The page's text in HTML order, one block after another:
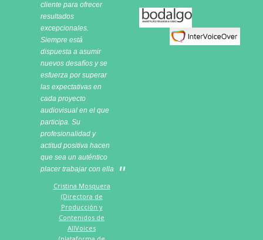
cliente para ofrecer
resultados
excepcionales.
Siempre está
dispuesta a asumir
nuevos desafíos y se
esfuerza por superar
las expectativas en
cada proyecto
audiovisual en el que
participa. Su
profesionalidad y
actitud positiva hacen
que sea un auténtico
placer trabajar con ella
Cristina Mosquera
(Directora de
Producción y
Contenidos de
AllVoices
Bodalgo